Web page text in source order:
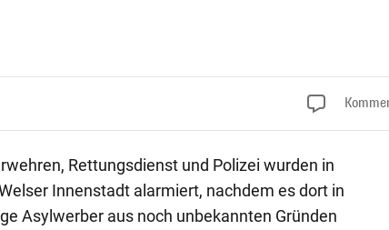
Rettungsdienst und Polizei wurden in
Innenstadt alarmiert, nachdem es dort in
Asylwerber aus noch unbekannten Gründen